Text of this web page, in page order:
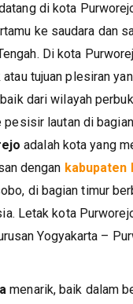
di kota
ke saudara dan
Di kota
tujuan plesiran
dari wilayah
pesisir lautan di
adalah kota yang
dengan kabupaten
di bagian timur
Letak kota
Yogyakarta –
menarik, baik dalam